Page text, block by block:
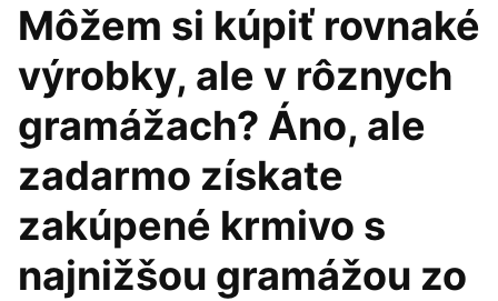
Môžem si kúpiť rovnaké
výrobky, ale v rôznych
gramážach? Áno, ale
zadarmo získate
zakúpené krmivo s
najnižšou gramážou zo